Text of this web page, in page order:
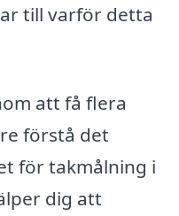
till varför detta
att få flera
förstå det
för takmålning i
dig att